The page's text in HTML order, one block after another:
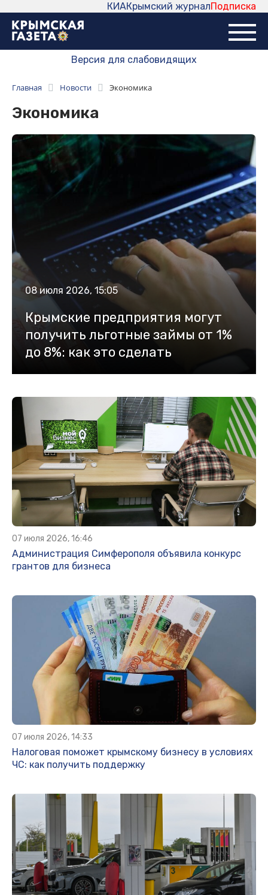
Подписка
Крымский журнал
КИА
Версия для слабовидящих
Главная Новости Экономика
Экономика
08 июля 2026, 15:05
Крымские предприятия могут
получить льготные займы от 1%
до 8%: как это сделать
07 июля 2026, 16:46
Администрация Симферополя объявила конкурс
грантов для бизнеса
07 июля 2026, 14:33
Налоговая поможет крымскому бизнесу в условиях
ЧС: как получить поддержку